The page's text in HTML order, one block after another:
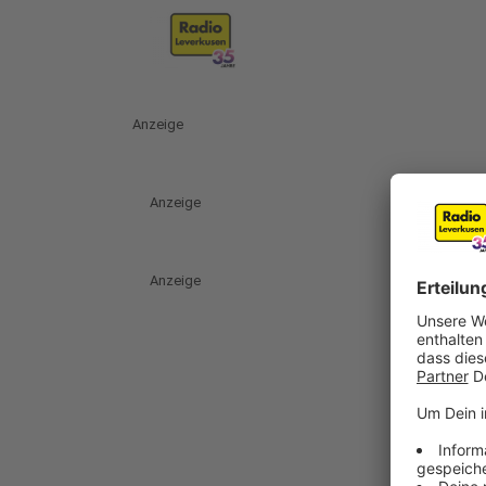
Anzeige
Anzeige
Anzeige